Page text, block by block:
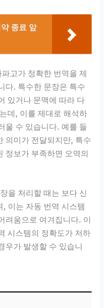
종료 앞
고가 정확한 번역을 제
다. 특수한 문장은 특수
있거나 문맥에 따라 다
데, 이를 제대로 해석하
울 수 있습니다. 예를 들
의미가 전달되지만, 특수
정보가 부족하면 오역의
을 처리할 때는 보다 신
이는 자동 번역 시스템
려움으로 여겨집니다. 이
시스템의 정확도가 저하
우가 발생할 수 있습니